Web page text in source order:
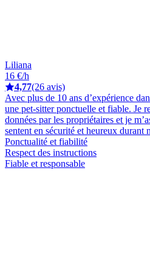
Liliana
16 €/h
4,77(26 avis)
Avec plus de 10 ans d’expérience
une pet-sitter ponctuelle et fiable. Je
données par les propriétaires et je
sentent en sécurité et heureux durant
Ponctualité et fiabilité
Respect des instructions
Fiable et responsable